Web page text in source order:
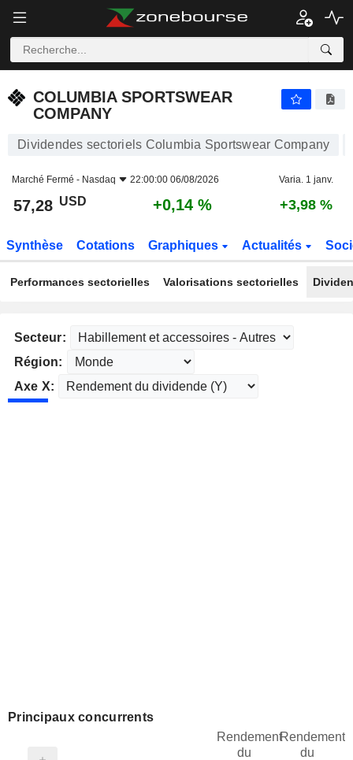
COLUMBIA SPORTSWEAR
COMPANY
Dividendes sectoriels Columbia Sportswear Company
Marché Fermé - Nasdaq 22:00:00 06/08/2026 Varia. 1 janv.
57,28 USD +0,14 % +3,98 %
Synthèse Cotations Graphiques Actualités
Performances sectorielles Valorisations sectorielles
Secteur:
Région:
Axe X:
Principaux concurrents
Rendement
du
Rendement
du